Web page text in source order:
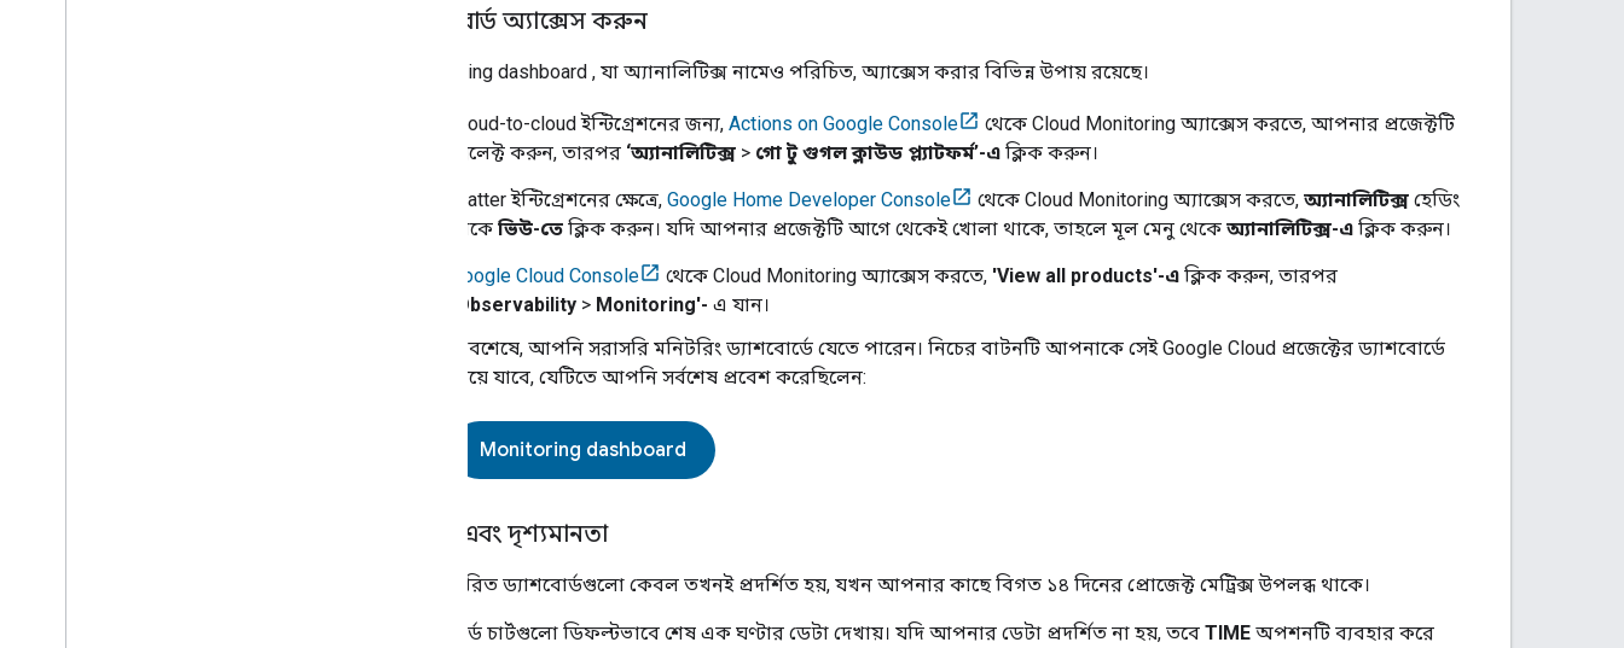
ড্যাশবোর্ড অ্যাক্সেস করুন
Monitoring dashboard , যা অ্যানালিটিক্স নামেও পরিচিত, অ্যাক্সেস করার বিভিন্ন উপায় রয়েছে।
Cloud-to-cloudইন্টিগ্রেশনের জন্য, Actions on Google Console থেকে Cloud Monitoring অ্যাক্সেস করতে, আপনার প্রজেক্টটি
সিলেক্ট করুন, তারপর ‘অ্যানালিটিক্স > গো টু গুগল ক্লাউড প্ল্যাটফর্ম’-এ ক্লিক করুন।
Matterইন্টিগ্রেশনের ক্ষেত্রে, Google Home Developer Console থেকে Cloud Monitoring অ্যাক্সেস করতে, অ্যানালিটিক্স হেডিং
থেকে ভিউ-তে ক্লিক করুন। যদি আপনার প্রজেক্টটি আগে থেকেই খোলা থাকে, তাহলে মূল মেনু থেকে অ্যানালিটিক্স-এ ক্লিক করুন।
Google Cloud Console থেকে Cloud Monitoring অ্যাক্সেস করতে, 'View all products'-এ ক্লিক করুন, তারপর
'Observability > Monitoring'- এ যান।
অবশেষে, আপনি সরাসরি মনিটরিং ড্যাশবোর্ডে যেতে পারেন। নিচের বাটনটি আপনাকে সেইGoogle Cloud প্রজেক্টের ড্যাশবোর্ডে
নিয়ে যাবে, যেটিতে আপনি সর্বশেষ প্রবেশ করেছিলেন:
Monitoring dashboard
ডিফল্ট এবং দৃশ্যমানতা
পূর্বনির্ধারিত ড্যাশবোর্ডগুলো কেবল তখনই প্রদর্শিত হয়, যখন আপনার কাছে বিগত ১৪ দিনের প্রোজেক্ট মেট্রিক্স উপলব্ধ থাকে।
ড্যাশবোর্ড চার্টগুলো ডিফল্টভাবে শেষ এক ঘণ্টার ডেটা দেখায়। যদি আপনার ডেটা প্রদর্শিত না হয়, তবে TIME অপশনটি ব্যবহার করে